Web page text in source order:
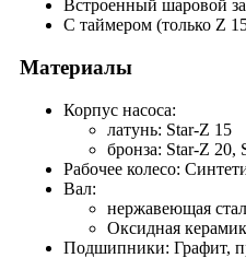
Встроенный шаровой
С таймером (только Z
Материалы
Корпус насоса:
латунь: Star-Z 15
бронза: Star-Z 20,
Рабочее колесо:
Вал:
нержавеющая
Оксидная
Подшипники: Графит,